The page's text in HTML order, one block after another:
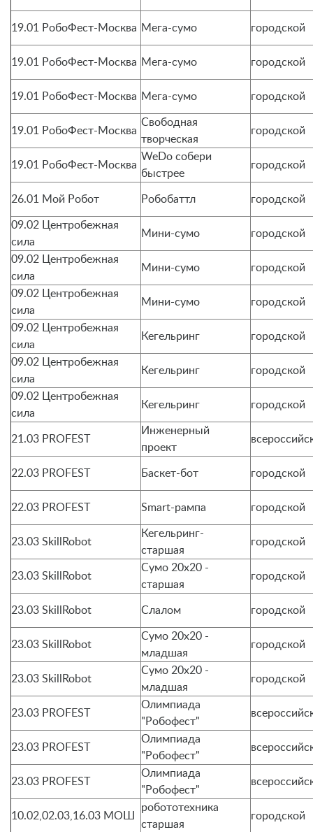
19.01 РобоФест-Москва Мега-сумо городской
19.01 РобоФест-Москва Мега-сумо городской
19.01 РобоФест-Москва Мега-сумо городской
19.01 РобоФест-Москва
Свободная
творческая
городской
19.01 РобоФест-Москва
WeDo собери
быстрее
городской
26.01 Мой Робот Робобаттл городской
09.02 Центробежная
сила
Мини-сумо городской
09.02 Центробежная
сила
Мини-сумо городской
09.02 Центробежная
сила
Мини-сумо городской
09.02 Центробежная
сила
Кегельринг городской
09.02 Центробежная
сила
Кегельринг городской
09.02 Центробежная
сила
Кегельринг городской
21.03 PROFEST
Инженерный
проект
22.03 PROFEST Баскет-бот городской
22.03 PROFEST Smart-рампа городской
23.03 SkillRobot
Кегельринг-
старшая
городской
23.03 SkillRobot
Сумо 20х20 -
старшая
городской
23.03 SkillRobot Слалом городской
23.03 SkillRobot
Сумо 20х20 -
младшая
городской
23.03 SkillRobot
Сумо 20х20 -
младшая
городской
23.03 PROFEST
Олимпиада
"Робофест"
23.03 PROFEST
Олимпиада
"Робофест"
23.03 PROFEST
Олимпиада
"Робофест"
10.02,02.03,16.03 МОШ
робототехника
старшая
городской